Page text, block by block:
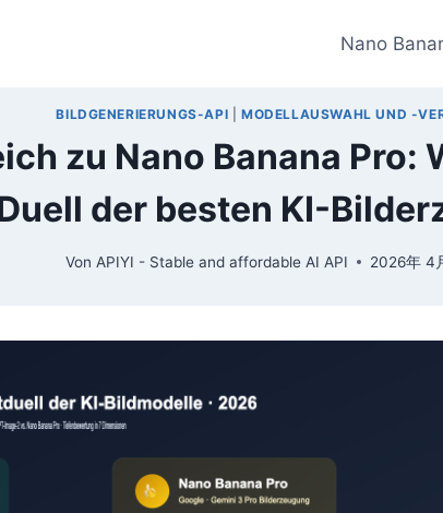
Nano
BILDGENERIERUNGS-API |MODELLAUSWAHL UND -
zu Nano Banana
der besten KI-
Von APIYI - Stable and affordable AI API 2026年 4